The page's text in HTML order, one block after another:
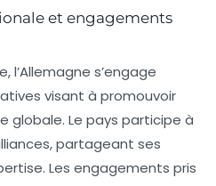
et engagements
l’Allemagne s’engage
visant à promouvoir
globale. Le pays participe à
partageant ses
Les engagements pris